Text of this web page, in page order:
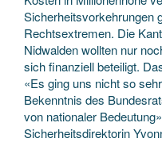
Sicherheitsvorkehrungen
Rechtsextremen. Die
Nidwalden wollten nur
sich finanziell beteiligt.
«Es ging uns nicht so
Bekenntnis des
von nationaler
Sicherheitsdirektorin